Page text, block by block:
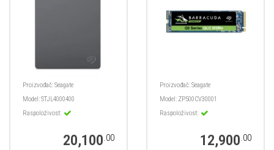
Proizvođač:Seagate
Model:STJL4000400
Raspoloživost:
20,100.00
Proizvođač:Seagate
Model: ZP500CV30001
Raspoloživost:
12,900.00